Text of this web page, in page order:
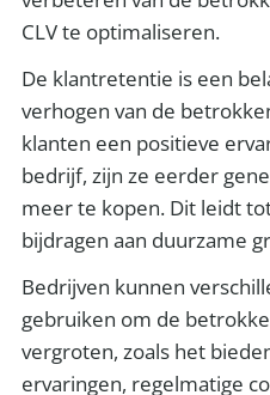
CLV te optimaliseren.
De klantretentie is een
verhogen van de
klanten een positieve
bedrijf, zijn ze eerder
meer te kopen. Dit leidt
bijdragen aan duurzame
Bedrijven kunnen
gebruiken om de
vergroten, zoals het
ervaringen, regelmatige